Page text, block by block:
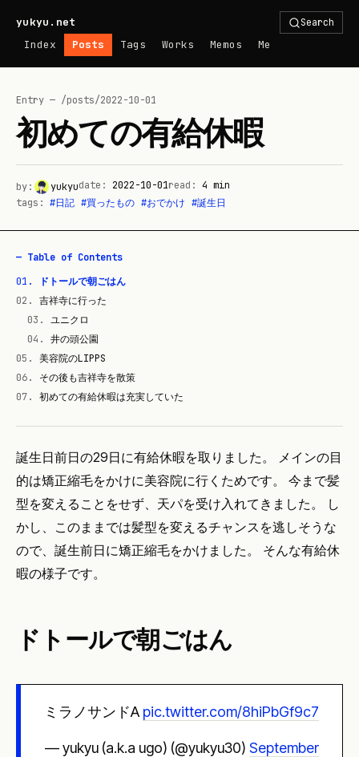
yukyu.net Search
Index Posts Tags Works Memos Me
Entry — /posts/2022-10-01
初めての有給休暇
by: yukyudate: 2022-10-01read: 4 min
tags: #日記 #買ったもの #おでかけ #誕生日
— Table of Contents
01 .
ドトールで朝ごはん
02 .
吉祥寺に行った
03 .
ユニクロ
04 .
井の頭公園
05 .
美容院のLIPPS
06.
その後も吉祥寺を散策
07. 初めての有給休暇は充実していた
誕生日前日の29日に有給休暇を取りました。 メインの目
的は矯正縮毛をかけに美容院に行くためです。 今まで髪
型を変えることをせず、天パを受け入れてきました。 し
かし、このままでは髪型を変えるチャンスを逃しそうな
ので、誕生前日に矯正縮毛をかけました。 そんな有給休
暇の様子です。
ドトールで朝ごはん
ミラノサンドA pic.twitter.com/8hiPbGf9c7
— yukyu (a.k.a ugo) (@yukyu30) September